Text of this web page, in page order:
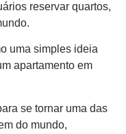
reservar quartos,
uma simples ideia
apartamento em
se tornar uma das
do mundo,